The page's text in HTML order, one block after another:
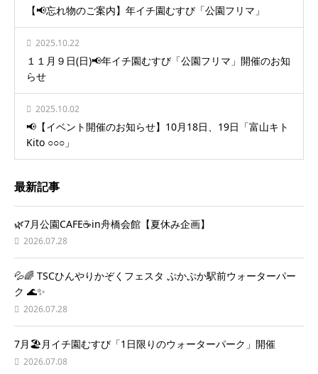
【📢忘れ物のご案内】年イチ園むすび「公園フリマ」
2025.10.22
１１月９日(日)📢年イチ園むすび「公園フリマ」開催のお知
らせ
2025.10.02
📢【イベント開催のお知らせ】10月18日、19日「富山キト
Kito ○○○」
最新記事
🌿7月公園CAFE☕️in舟橋会館【夏休み企画】
2026.07.28
💦🌈 TSCひんやりかぞくフェスタ ぷかぷか駅前ウォーターパー
ク 🌊✨
2026.07.28
7月🏖️月イチ園むすび「1日限りのウォーターパーク」開催
2026.07.08